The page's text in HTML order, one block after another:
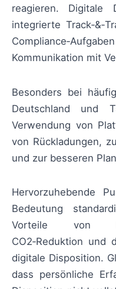
reagieren. Digitale
integrierte
Kommunikation mit
Besonders bei
Deutschland und
Verwendung von
von Rückladungen,
und zur besseren
Hervorzuhebende
Bedeutung
Vorteile von
CO2‑Reduktion und
digitale Disposition.
dass persönliche